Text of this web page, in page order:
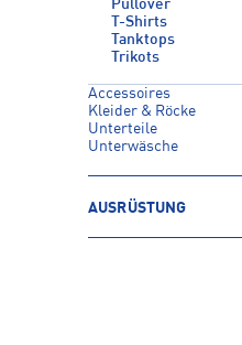
Pullover
T-Shirts
Tanktops
Trikots
Accessoires
Kleider & Röcke
Unterteile
Unterwäsche
AUSRÜSTUNG